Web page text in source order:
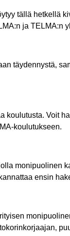
tällä hetkellä
ja TELMA:n
täydennystä,
koulutusta. Voit
koulutukseen.
monipuolinen
ensin